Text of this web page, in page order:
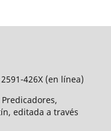
426X (en línea)
editada a través